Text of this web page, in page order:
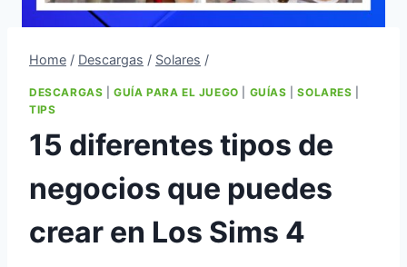
Home / Descargas / Solares /
DESCARGAS |GUÍA PARA EL JUEGO GUÍAS |SOLARES
TIPS
15 diferentes tipos de
negocios que puedes
crear en Los Sims 4